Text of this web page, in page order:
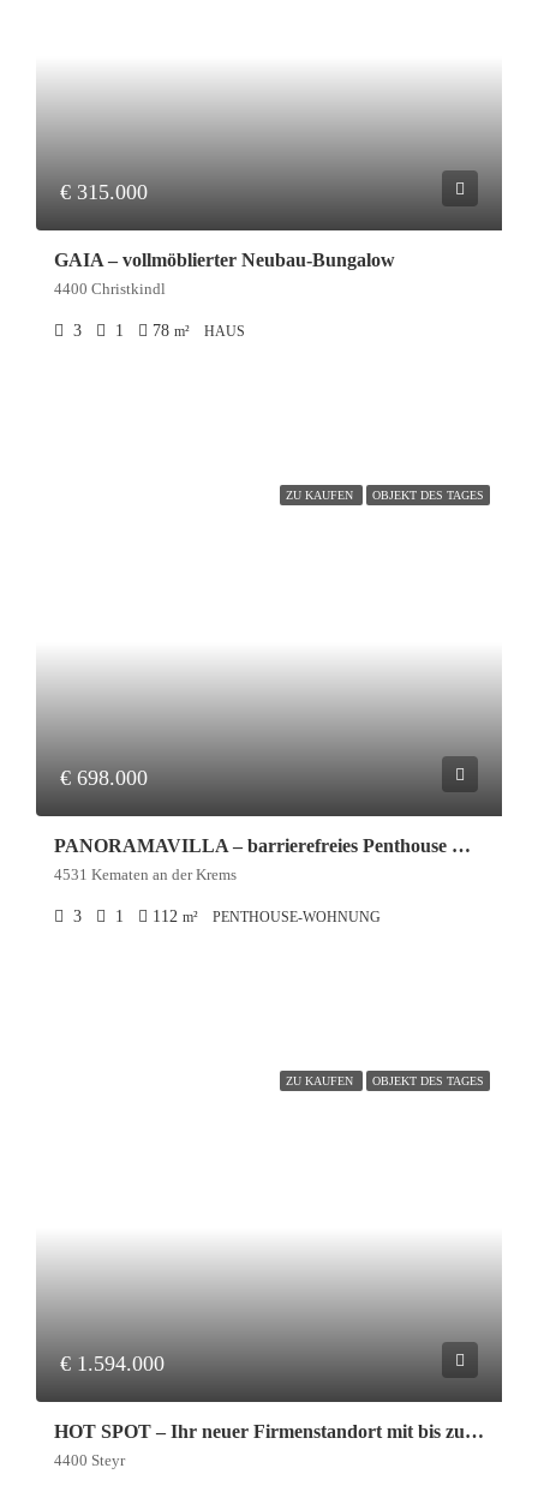
€ 315.000
GAIA – vollmöblierter Neubau-Bungalow
4400 Christkindl
3 1 78 m² HAUS
ZU KAUFEN OBJEKT DES TAGES
€ 698.000
PANORAMAVILLA – barrierefreies Penthouse mit 50 m2 Sonnenterrasse & Weitblick
4531 Kematen an der Krems
3 1 112 m² PENTHOUSE-WOHNUNG
ZU KAUFEN OBJEKT DES TAGES
€ 1.594.000
HOT SPOT – Ihr neuer Firmenstandort mit bis zu 1.000 m² Büroflächen
4400 Steyr